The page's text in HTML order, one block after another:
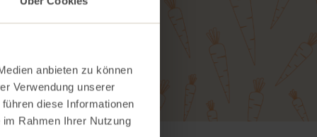
anbieten zu können
Verwendung unserer
diese Informationen
Rahmen Ihrer Nutzung